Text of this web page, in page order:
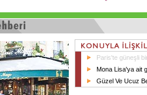
Paris'te güneşli
Mona Lisa'ya ait
Güzel Ve Ucuz